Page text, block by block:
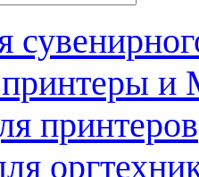
принтеров